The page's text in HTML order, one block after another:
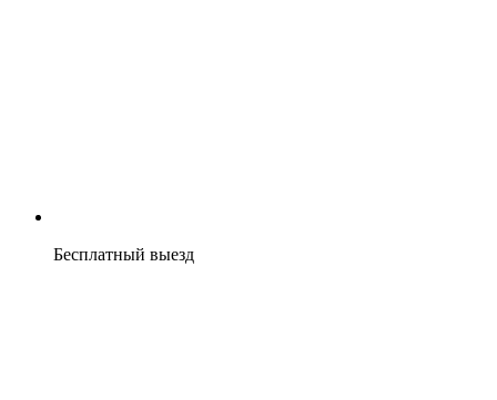
Бесплатный выезд